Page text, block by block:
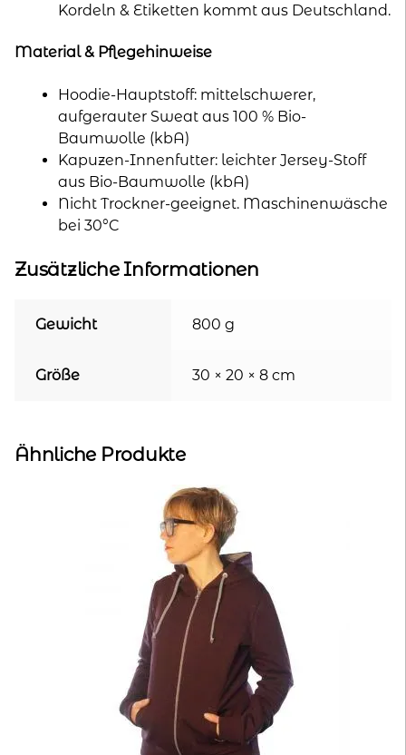
Kordeln & Etiketten kommt aus Deutschland.
Material & Pflegehinweise
Hoodie-Hauptstoff: mittelschwerer,
aufgerauter Sweat aus 100 % Bio-
Baumwolle (kbA)
Kapuzen-Innenfutter: leichter Jersey-Stoff
aus Bio-Baumwolle (kbA)
Nicht Trockner-geeignet. Maschinenwäsche
bei 30°C
Zusätzliche Informationen
Gewicht 800 g
Größe 30 × 20 × 8 cm
Ähnliche Produkte